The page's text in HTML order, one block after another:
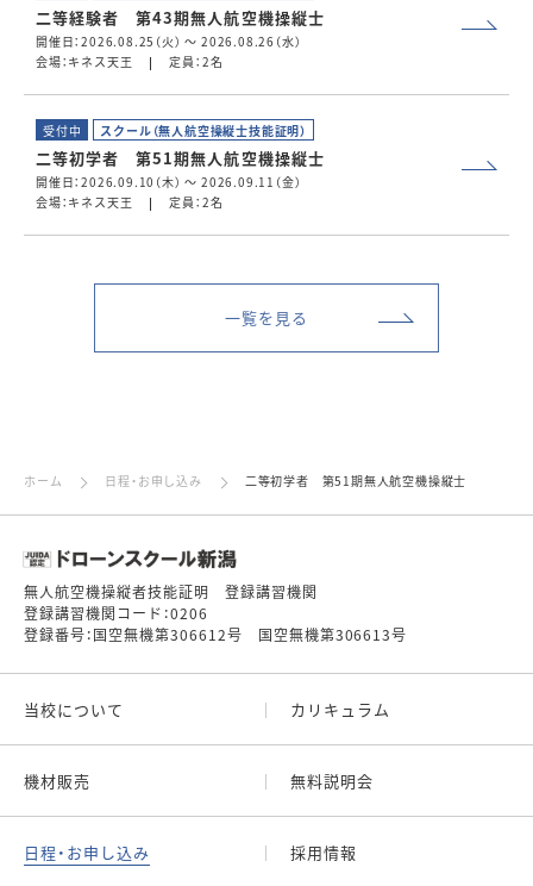
二等経験者 第43期無人航空機操縦士
開催日：2026.08.25（火） ～ 2026.08.26（水）
会場：キネス天王
定員：2名
受付中 スクール（無人航空操縦士技能証明）
二等初学者 第51期無人航空機操縦士
開催日：2026.09.10（木） ～ 2026.09.11（金）
会場：キネス天王
定員：2名
一覧を見る
ホーム 日程・お申し込み 二等初学者 第51期無人航空機操縦士
無人航空機操縦者技能証明 登録講習機関
登録講習機関コード：0206
登録番号：国空無機第306612号 国空無機第306613号
当校について カリキュラム
機材販売 無料説明会
日程・お申し込み 採用情報